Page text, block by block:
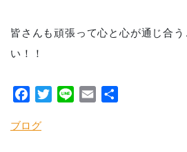
皆さんも頑張って心と心が通じ合
い！！
Facebook
TwitterLine Email
ブログ